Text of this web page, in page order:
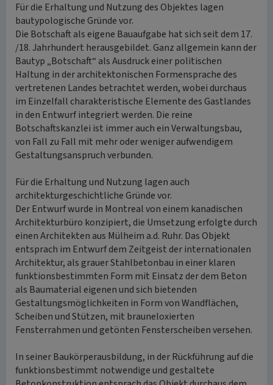
Für die Erhaltung und Nutzung des Objektes lagen
bautypologische Gründe vor.
Die Botschaft als eigene Bauaufgabe hat sich seit dem 17.
/18. Jahrhundert herausgebildet. Ganz allgemein kann der
Bautyp „Botschaft“ als Ausdruck einer politischen
Haltung in der architektonischen Formensprache des
vertretenen Landes betrachtet werden, wobei durchaus
im Einzelfall charakteristische Elemente des Gastlandes
in den Entwurf integriert werden. Die reine
Botschaftskanzlei ist immer auch ein Verwaltungsbau,
von Fall zu Fall mit mehr oder weniger aufwendigem
Gestaltungsanspruch verbunden.
Für die Erhaltung und Nutzung lagen auch
architekturgeschichtliche Gründe vor.
Der Entwurf wurde in Montreal von einem kanadischen
Architekturbüro konzipiert, die Umsetzung erfolgte durch
einen Architekten aus Mülheim a.d. Ruhr. Das Objekt
entsprach im Entwurf dem Zeitgeist der internationalen
Architektur, als grauer Stahlbetonbau in einer klaren
funktionsbestimmten Form mit Einsatz der dem Beton
als Baumaterial eigenen und sich bietenden
Gestaltungsmöglichkeiten in Form von Wandflächen,
Scheiben und Stützen, mit brauneloxierten
Fensterrahmen und getönten Fensterscheiben versehen.
In seiner Baukörperausbildung, in der Rückführung auf die
funktionsbestimmt notwendige und gestaltete